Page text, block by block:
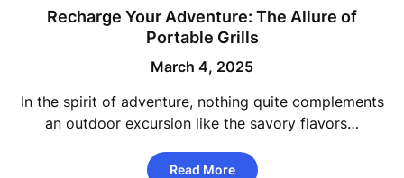
Recharge Your Adventure: The Allure of
Portable Grills
March 4, 2025
In the spirit of adventure, nothing quite complements
an outdoor excursion like the savory flavors…
Read More